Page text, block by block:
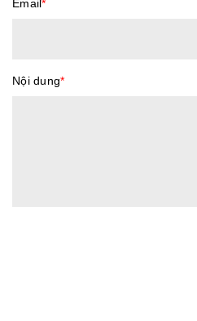
Email*
Nội dung*